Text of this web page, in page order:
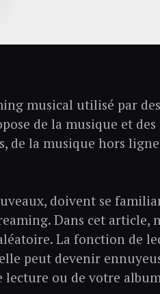
musical utilisé par
de la musique et des
de la musique hors
doivent se
Dans cet article,
La fonction de
peut devenir
ou de votre